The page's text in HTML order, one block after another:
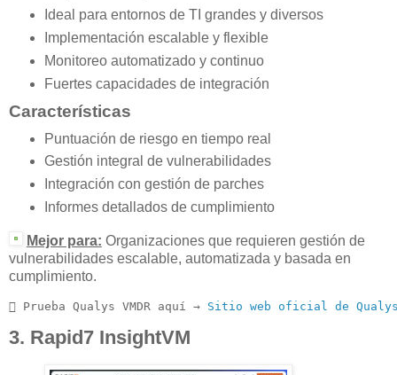
Ideal para entornos de TI grandes y diversos
Implementación escalable y flexible
Monitoreo automatizado y continuo
Fuertes capacidades de integración
Características
Puntuación de riesgo en tiempo real
Gestión integral de vulnerabilidades
Integración con gestión de parches
Informes detallados de cumplimiento
Mejor para: Organizaciones que requieren gestión de
vulnerabilidades escalable, automatizada y basada en
cumplimiento.
 Prueba Qualys VMDR aquí → Sitio web oficial de Qualys
3. Rapid7 InsightVM